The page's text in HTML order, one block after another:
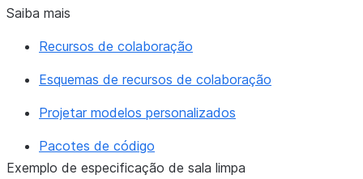
Saiba mais
Recursos de colaboração
Esquemas de recursos de colaboração
Projetar modelos personalizados
Pacotes de código
Exemplo de especificação de sala limpa